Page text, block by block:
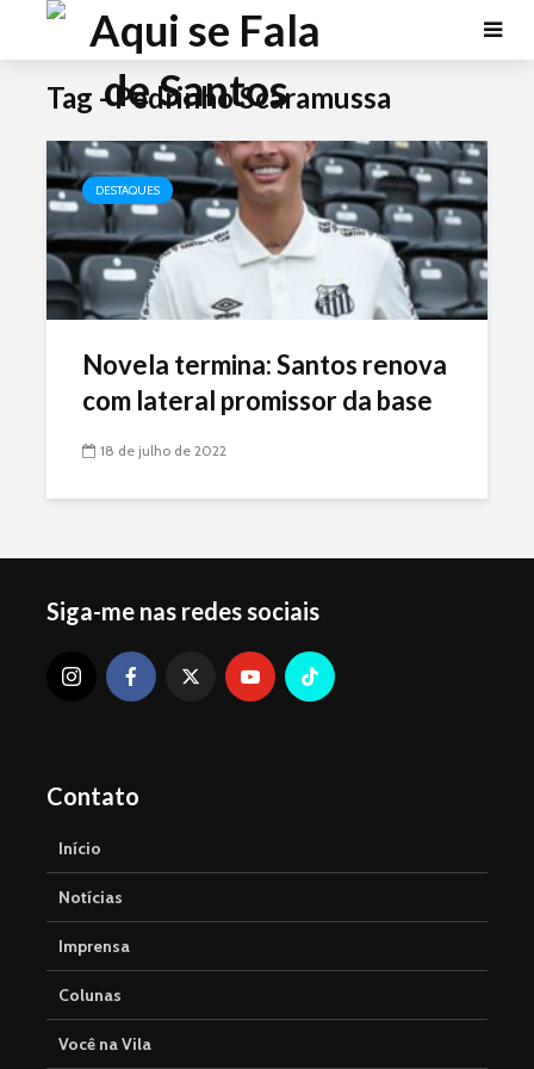
Tag - Pedrinho Scaramussa
DESTAQUES
Novela termina: Santos renova
com lateral promissor da base
18 de julho de 2022
Siga-me nas redes sociais
Contato
Início
Notícias
Imprensa
Colunas
Você na Vila